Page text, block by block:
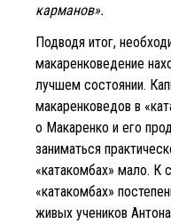
карманов».
Подводя итог,
макаренковедение
лучшем состоянии.
макаренковедов в
о Макаренко и его
заниматься
«катакомбах» мало. К
«катакомбах»
живых учеников